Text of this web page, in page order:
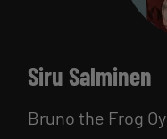
Siru Salminen
Bruno the Frog Oy